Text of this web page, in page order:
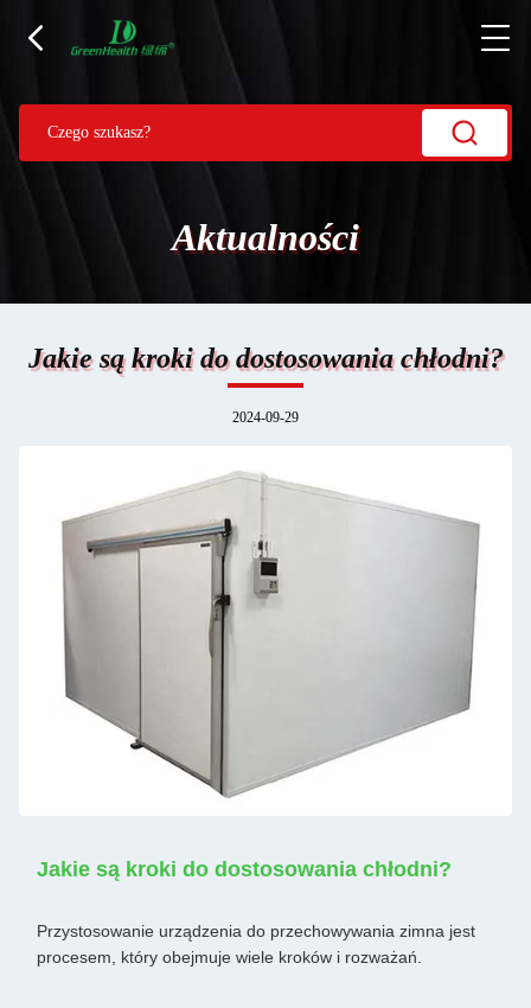
Aktualności
Jakie są kroki do dostosowania chłodni?
2024-09-29
Jakie są kroki do dostosowania chłodni?
Przystosowanie urządzenia do przechowywania zimna jest
procesem, który obejmuje wiele kroków i rozważań.